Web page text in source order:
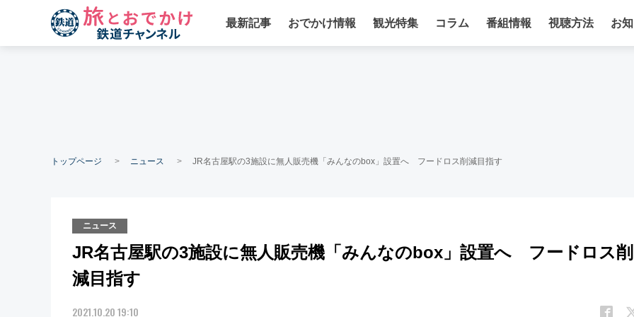
最新記事 おでかけ情報 観光特集 コラム 番組情報 視聴方法 お
トップページ ニュース JR名古屋駅の3施設に無人販売機「みんなのbox」設置へ フードロス削減目指す
ニュース
JR名古屋駅の3施設に無人販売機「みんなのbox」設置へ フードロス削
減目指す
2021.10.20 19:10